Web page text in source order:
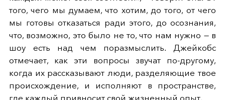
того, чего мы думаем, что хотим, до того, от чего
мы готовы отказаться ради этого, до осознания,
что, возможно, это было не то, что нам нужно — в
шоу есть над чем поразмыслить. Джейкобс
отмечает, как эти вопросы звучат по-другому,
когда их рассказывают люди, разделяющие твое
происхождение, и исполняют в пространстве,
где каждый привносит свой жизненный опыт.